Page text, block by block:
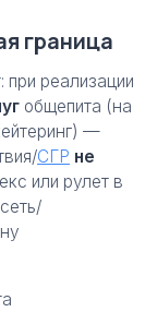
граница
реализации
общепита (на
—
СГР не
или рулет в